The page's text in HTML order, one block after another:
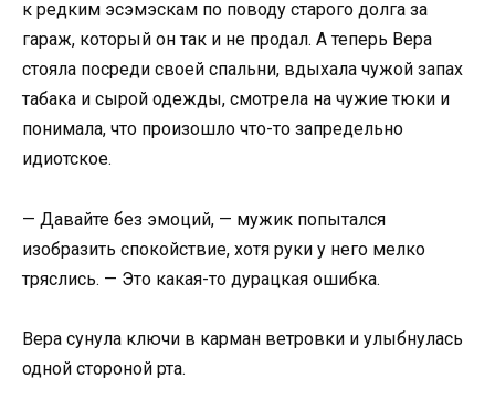
к редким эсэмэскам по поводу старого долга за
гараж, который он так и не продал. А теперь Вера
стояла посреди своей спальни, вдыхала чужой запах
табака и сырой одежды, смотрела на чужие тюки и
понимала, что произошло что-то запредельно
идиотское.
— Давайте без эмоций, — мужик попытался
изобразить спокойствие, хотя руки у него мелко
тряслись. — Это какая-то дурацкая ошибка.
Вера сунула ключи в карман ветровки и улыбнулась
одной стороной рта.